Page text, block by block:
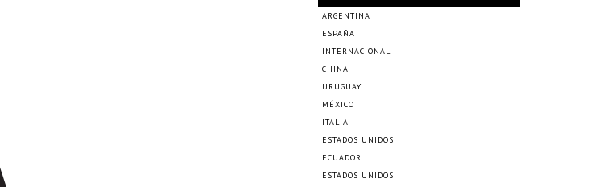
ARGENTINA
ESPAÑA
INTERNACIONAL
CHINA
URUGUAY
MÉXICO
ITALIA
ESTADOS UNIDOS
ECUADOR
ESTADOS UNIDOS